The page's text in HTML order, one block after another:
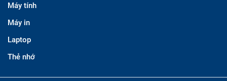
Máy tính
Máy in
Laptop
Thẻ nhớ